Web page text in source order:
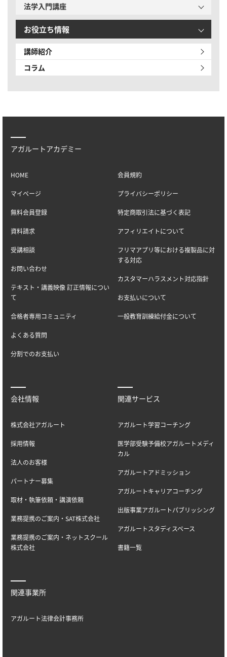
法学入門講座
お役立ち情報
講師紹介
コラム
アガルートアカデミー
HOME
マイページ
無料会員登録
資料請求
受講相談
お問い合わせ
テキスト・講義映像 訂正情報につい
て
合格者専用コミュニティ
よくある質問
分割でのお支払い
会員規約
プライバシーポリシー
特定商取引法に基づく表記
アフィリエイトについて
フリマアプリ等における複製品に対
する対応
カスタマーハラスメント対応指針
お支払いについて
一般教育訓練給付金について
会社情報
株式会社アガルート
採用情報
法人のお客様
パートナー募集
取材・執筆依頼・講演依頼
業務提携のご案内・SAT株式会社
業務提携のご案内・ネットスクール
株式会社
関連サービス
アガルート学習コーチング
医学部受験予備校アガルートメディ
カル
アガルートアドミッション
アガルートキャリアコーチング
出版事業アガルートパブリッシング
アガルートスタディスペース
書籍一覧
関連事業所
アガルート法律会計事務所